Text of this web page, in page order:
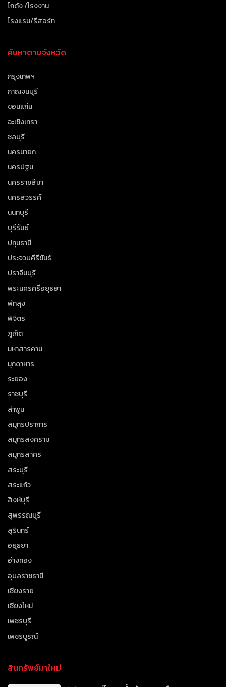
โกดัง /โรงงาน
โรงแรม/รีสอร์ท
ค้นหาตามจังหวัด
กรุงเทพฯ
กาญจนบุรี
ขอนแก่น
ฉะเชิงเทรา
ชลบุรี
นครนายก
นครปฐม
นครราชสีมา
นครสวรรค์
นนทบุรี
บุรีรัมย์
ปทุมธานี
ประจวบคีรีขันธ์
ปราจีนบุรี
พระนครศรีอยุธยา
พัทลุง
พิจิตร
ภูเก็ต
มหาสารคาม
มุกดาหาร
ระยอง
ราชบุรี
ลำพูน
สมุทรปราการ
สมุทรสงคราม
สมุทรสาคร
สระบุรี
สระแก้ว
สิงห์บุรี
สุพรรณบุรี
สุรินทร์
อยุธยา
อ่างทอง
อุบลราชธานี
เชียงราย
เชียงใหม่
เพชรบุรี
เพชรบูรณ์
สินทรัพย์มาใหม่